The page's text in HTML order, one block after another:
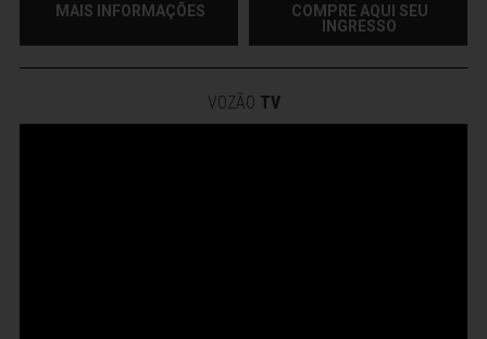
MAIS INFORMAÇÕES
COMPRE AQUI SEU
INGRESSO
VOZÃO TV